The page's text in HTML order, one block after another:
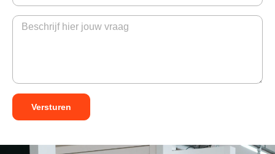
Versturen